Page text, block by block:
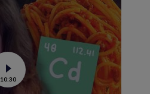
Voir
la
vidéo
10:30